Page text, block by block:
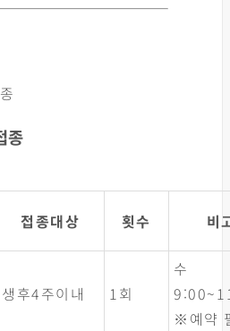
종
접종대상 횟수 비
생후4주이내 1회
수
※예약